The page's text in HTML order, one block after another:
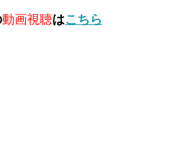
動画視聴はこちら